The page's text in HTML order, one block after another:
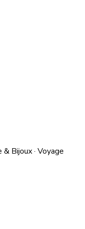
Bijoux · Voyage